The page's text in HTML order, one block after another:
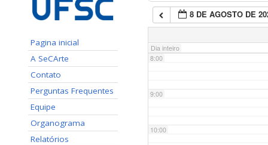
Pagina inicial
A SeCArte
Contato
Perguntas Frequentes
Equipe
Organograma
Relatórios
8 DE AGOSTO DE
Dia inteiro
7:00
8:00
9:00
10:00